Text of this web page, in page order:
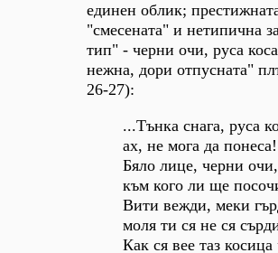
единен облик;
"смесената" и нетипична
тип" - черни очи, руса
нежна, дори отпусната"
26-27):
...Тънка снага, руса
ах, не мога да понеса!
Бяло лице, черни очи,
към кого ли ще
Вити вежди, меки
моля ти ся не ся
Как ся вее таз